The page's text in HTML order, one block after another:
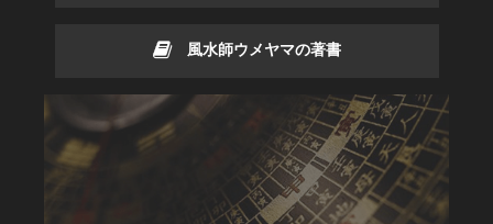
風水師ウメヤマの著書